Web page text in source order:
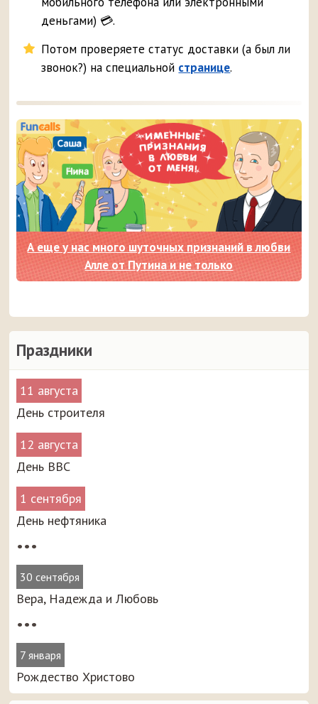
Праздники
11 августа
День строителя
12 августа
День ВВС
1 сентября
День нефтяника
•••
30 сентября
Вера, Надежда и Любовь
•••
7 января
Рождество Христово
деньгами) 💳.
Потом проверяете статус доставки (а был ли
звонок?) на специальной странице.
А еще у нас много шуточных признаний в любви
Алле от Путина и не только